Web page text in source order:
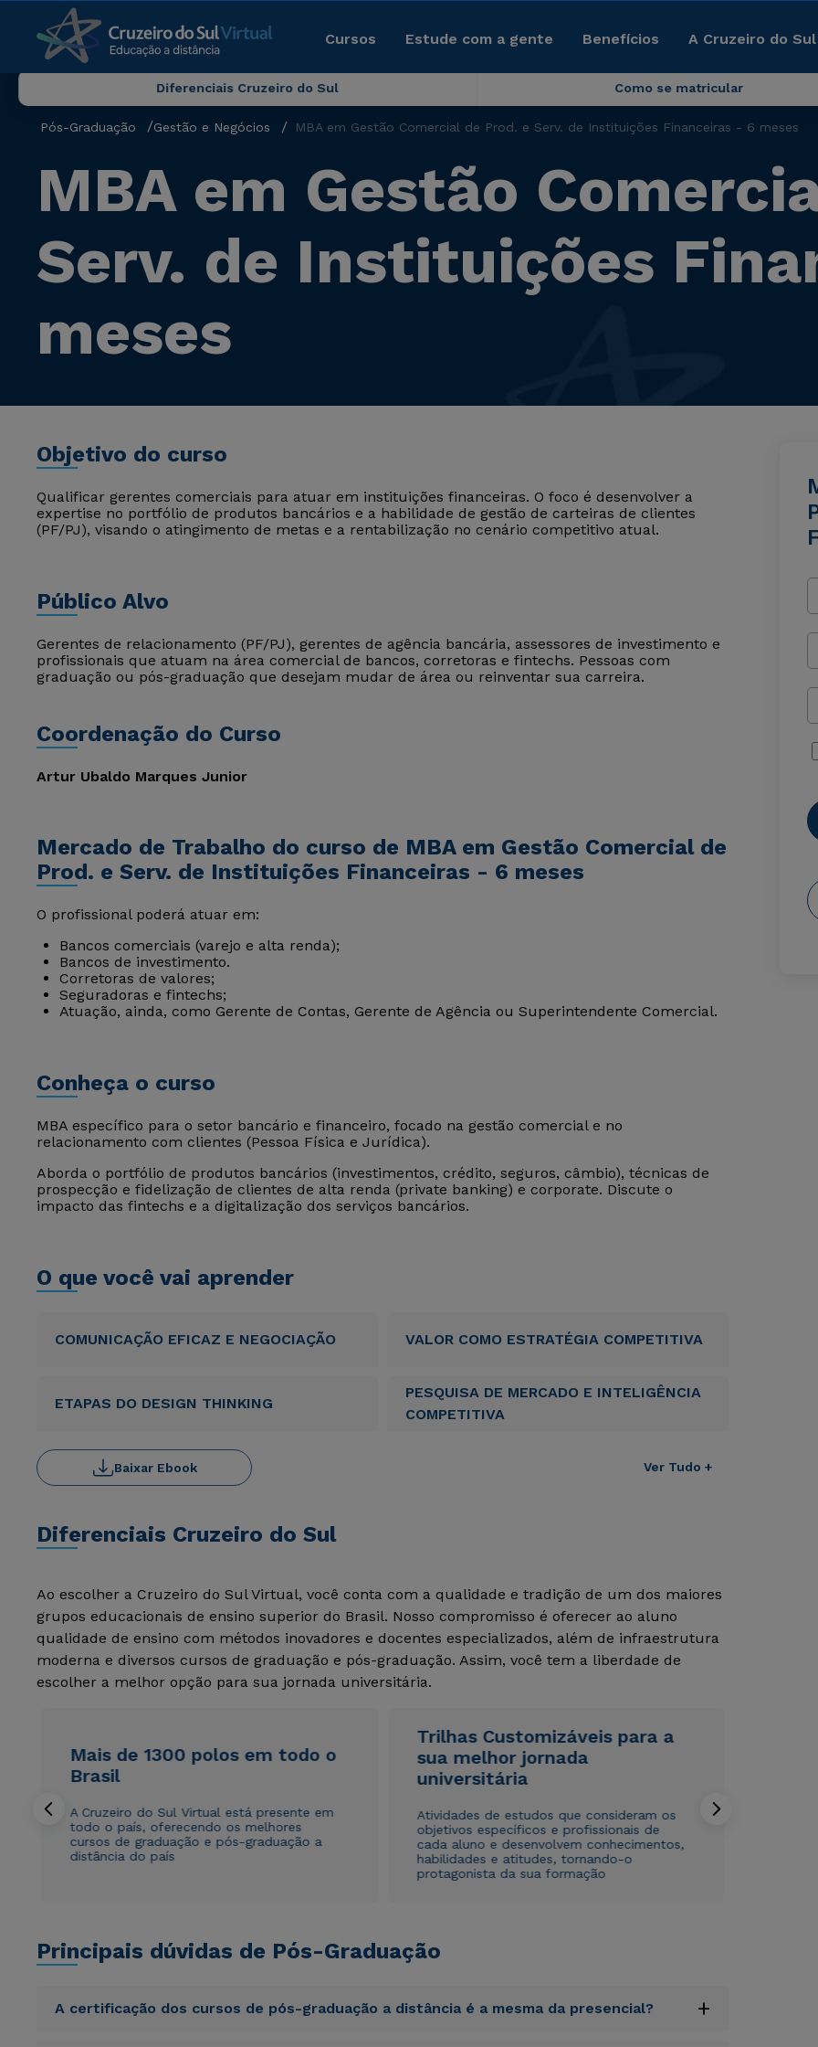
Cursos Estude com a gente Benefícios A Cruzeiro do
Diferenciais Cruzeiro do Sul Como se matricular
Pós-Graduação Gestão e Negócios MBA em Gestão Comercial de Prod. e Serv. de Instituições Financeiras - 6 meses
MBA em Gestão
Serv. de Instituições
meses
Objetivo do curso
Qualificar gerentes comerciais para atuar em instituições financeiras. O foco é desenvolver a
expertise no portfólio de produtos bancários e a habilidade de gestão de carteiras de clientes
(PF/PJ), visando o atingimento de metas e a rentabilização no cenário competitivo atual.
Público Alvo
Gerentes de relacionamento (PF/PJ), gerentes de agência bancária, assessores de investimento e
profissionais que atuam na área comercial de bancos, corretoras e fintechs. Pessoas com
graduação ou pós-graduação que desejam mudar de área ou reinventar sua carreira.
Coordenação do Curso
Artur Ubaldo Marques Junior
Mercado de Trabalho do curso de MBA em Gestão Comercial de
Prod. e Serv. de Instituições Financeiras - 6 meses
O profissional poderá atuar em:
Bancos comerciais (varejo e alta renda);
Bancos de investimento.
Corretoras de valores;
Seguradoras e fintechs;
Atuação, ainda, como Gerente de Contas, Gerente de Agência ou Superintendente Comercial.
Conheça o curso
MBA específico para o setor bancário e financeiro, focado na gestão comercial e no
relacionamento com clientes (Pessoa Física e Jurídica).
Aborda o portfólio de produtos bancários (investimentos, crédito, seguros, câmbio), técnicas de
prospecção e fidelização de clientes de alta renda (private banking) e corporate. Discute o
impacto das fintechs e a digitalização dos serviços bancários.
O que você vai aprender
COMUNICAÇÃO EFICAZ E NEGOCIAÇÃO VALOR COMO ESTRATÉGIA COMPETITIVA
ETAPAS DO DESIGN THINKING
PESQUISA DE MERCADO E INTELIGÊNCIA
COMPETITIVA
Ver Tudo +
Baixar Ebook
Diferenciais Cruzeiro do Sul
Ao escolher a Cruzeiro do Sul Virtual, você conta com a qualidade e tradição de um dos maiores
grupos educacionais de ensino superior do Brasil. Nosso compromisso é oferecer ao aluno
qualidade de ensino com métodos inovadores e docentes especializados, além de infraestrutura
moderna e diversos cursos de graduação e pós-graduação. Assim, você tem a liberdade de
escolher a melhor opção para sua jornada universitária.
Mais de 1300 polos em todo o
Brasil
A Cruzeiro do Sul Virtual está presente em
todo o país, oferecendo os melhores
cursos de graduação e pós-graduação a
distância do país
Trilhas Customizáveis para a
sua melhor jornada
universitária
Atividades de estudos que consideram os
objetivos específicos e profissionais de
cada aluno e desenvolvem conhecimentos,
habilidades e atitudes, tornando-o
protagonista da sua formação
Principais dúvidas de Pós-Graduação
A certificação dos cursos de pós-graduação a distância é a mesma da presencial? +
Rápido e fácil
Estou de acordo com aPolítica de Privacidade.
autorizo que meus dados sejam utilizados para o
envio de conteúdos da Cruzeiro do Sul.
Rápido e fácil
Estou de acordo com aPolítica de Privacidade.
autorizo que meus dados sejam utilizados para o
envio de conteúdos da Cruzeiro do Sul.